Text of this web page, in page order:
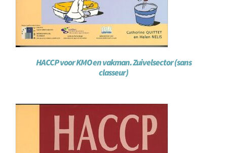
HACCP voor KMO en vakman. Zuivelsector (sans
classeur)